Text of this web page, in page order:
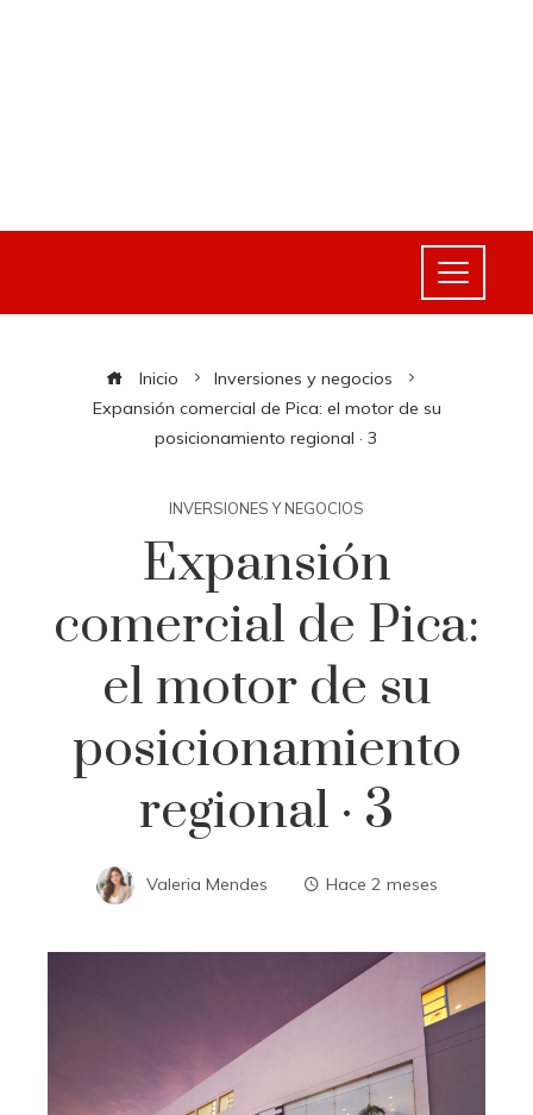
Inicio
Inversiones y negocios
Expansión comercial de Pica: el motor de su
posicionamiento regional · 3
INVERSIONES Y NEGOCIOS
Expansión
comercial de Pica:
el motor de su
posicionamiento
regional · 3
Valeria Mendes Hace 2 meses